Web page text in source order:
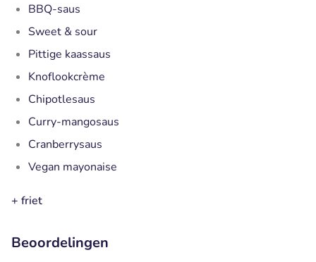
BBQ-saus
Sweet & sour
Pittige kaassaus
Knoflookcrème
Chipotlesaus
Curry-mangosaus
Cranberrysaus
Vegan mayonaise
+ friet
Beoordelingen